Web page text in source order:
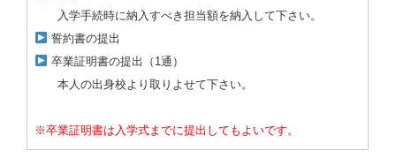
入学手続時に納入すべき担当額を納入して下さい。
誓約書の提出
卒業証明書の提出（1通）
本人の出身校より取りよせて下さい。
※卒業証明書は入学式までに提出してもよいです。